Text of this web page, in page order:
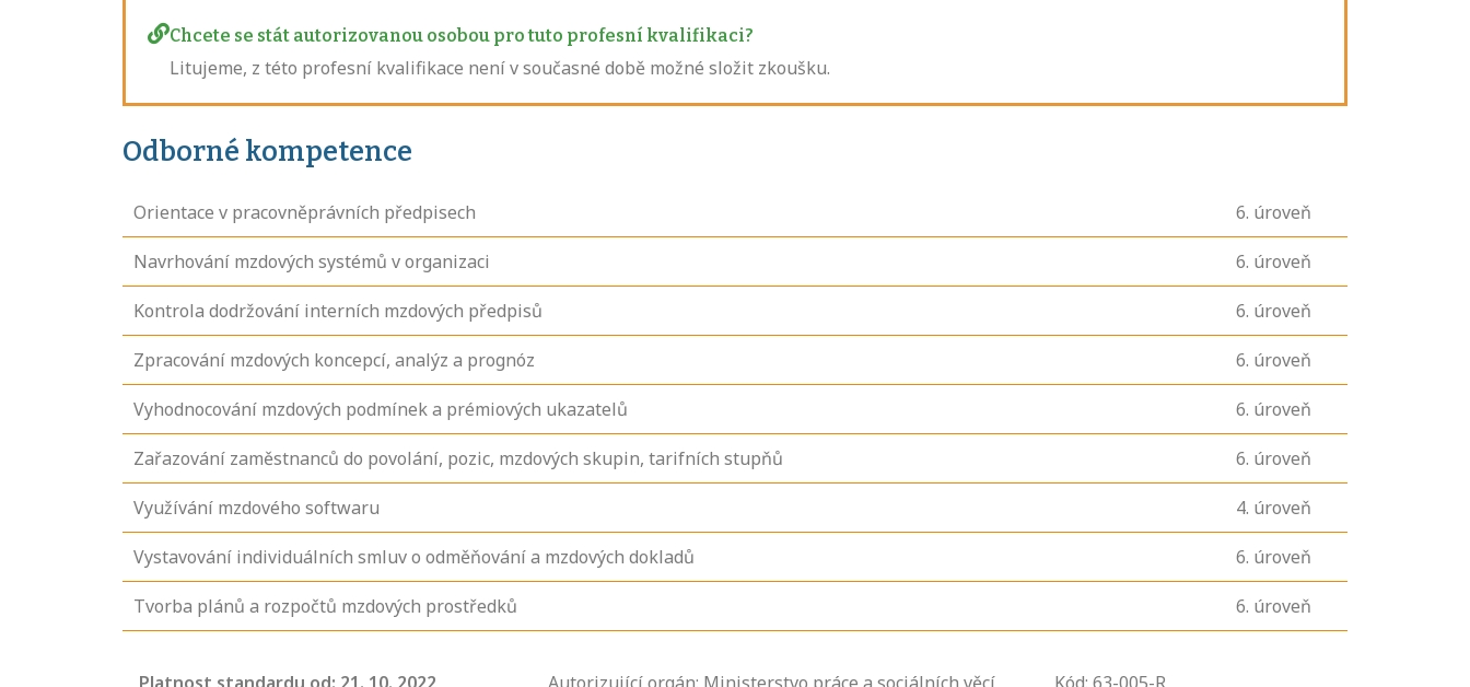
Chcete se stát autorizovanou osobou pro tuto profesní kvalifikaci?
Litujeme, z této profesní kvalifikace není v současné době možné složit zkoušku.
Odborné kompetence
Orientace v pracovněprávních předpisech 6. úroveň
Navrhování mzdových systémů v organizaci 6. úroveň
Kontrola dodržování interních mzdových předpisů 6. úroveň
Zpracování mzdových koncepcí, analýz a prognóz 6. úroveň
Vyhodnocování mzdových podmínek a prémiových ukazatelů 6. úroveň
Zařazování zaměstnanců do povolání, pozic, mzdových skupin, tarifních stupňů 6. úroveň
Využívání mzdového softwaru 4. úroveň
Vystavování individuálních smluv o odměňování a mzdových dokladů 6. úroveň
Tvorba plánů a rozpočtů mzdových prostředků 6. úroveň
seznam
Zjistěte, jak se
U řady živností je